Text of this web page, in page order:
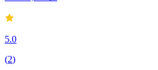
5.0
(2)